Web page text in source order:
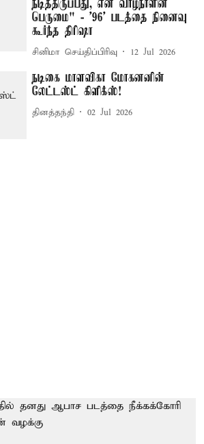
நடித்திருப்பது, என் வாழ்நாளின்
பெருமை" - '96' படத்தை நினைவு
கூர்ந்த திரிஷா
சினிமா செய்திப்பிரிவு 12 Jul 2026
நடிகை மாளவிகா மோகனனின்
லேட்டஸ்ட் கிளிக்ஸ்!
தினத்தந்தி 02 Jul 2026